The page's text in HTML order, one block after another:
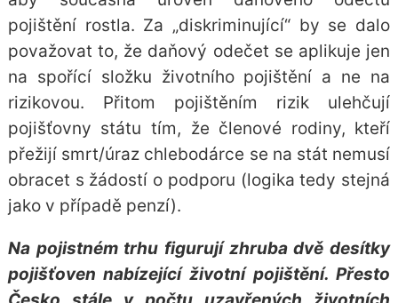
pojištění rostla. Za „diskriminující“ by se dalo
považovat to, že daňový odečet se aplikuje jen
na spořící složku životního pojištění a ne na
rizikovou. Přitom pojištěním rizik ulehčují
pojišťovny státu tím, že členové rodiny, kteří
přežijí smrt/úraz chlebodárce se na stát nemusí
obracet s žádostí o podporu (logika tedy stejná
jako v případě penzí).
Na pojistném trhu figurují zhruba dvě desítky
pojišťoven nabízející životní pojištění. Přesto